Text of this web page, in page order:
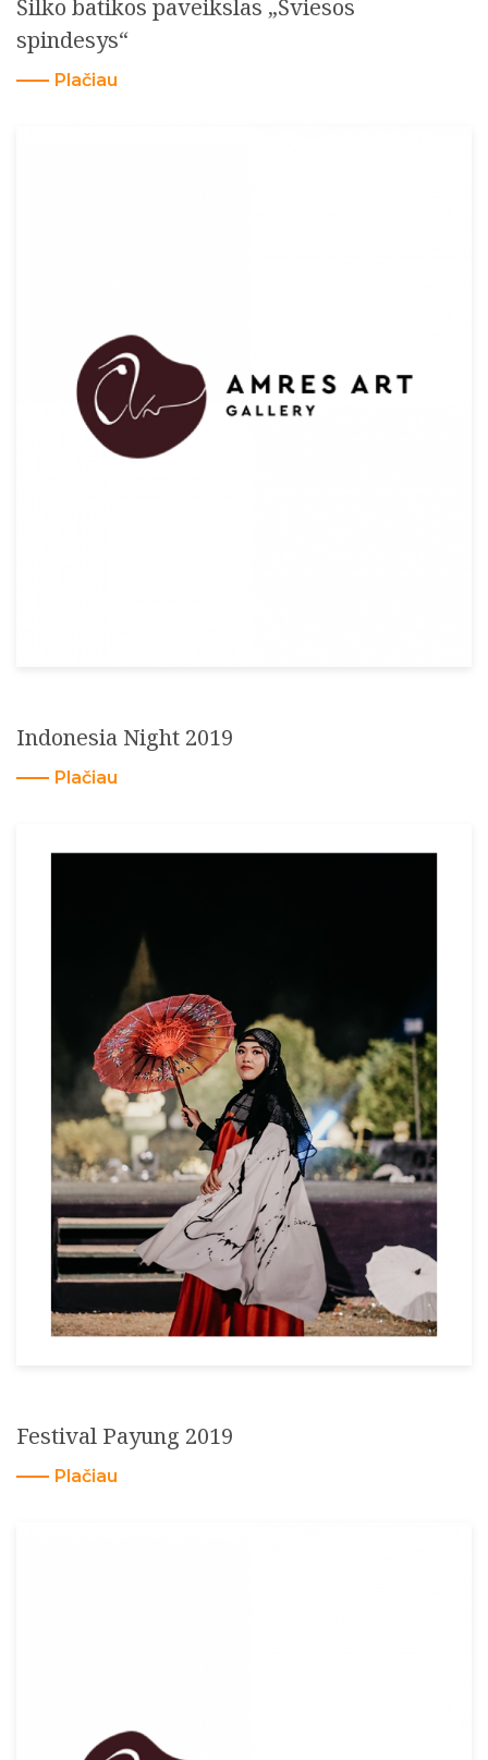
Šilko batikos paveikslas „Šviesos
spindesys“
Plačiau
Indonesia Night 2019
Plačiau
Festival Payung 2019
Plačiau